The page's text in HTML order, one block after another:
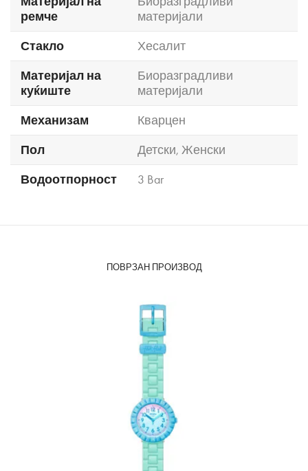
ремче
материјали
Стакло
Хесалит
Материјал на
куќиште
Биоразградливи
материјали
Механизам
Кварцен
Пол
Детски, Женски
Водоотпорност
3 Bar
ПОВРЗАН ПРОИЗВОД